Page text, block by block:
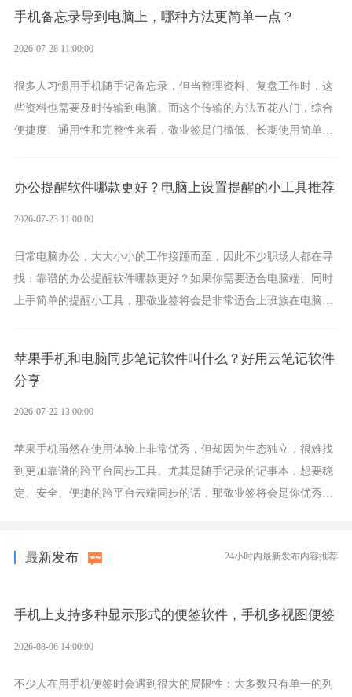
手机备忘录导到电脑上，哪种方法更简单一点？
2026-07-28 11:00:00
很多人习惯用手机随手记备忘录，但当整理资料、复盘工作时，这
些资料也需要及时传输到电脑。而这个传输的方法五花八门，综合
便捷度、通用性和完整性来看，敬业签是门槛低、长期使用简单的
办公提醒软件哪款更好？电脑上设置提醒的小工具推荐
2026-07-23 11:00:00
日常电脑办公，大大小小的工作接踵而至，因此不少职场人都在寻
找：靠谱的办公提醒软件哪款更好？如果你需要适合电脑端、同时
上手简单的提醒小工具，那敬业签将会是非常适合上班族在电脑上
苹果手机和电脑同步笔记软件叫什么？好用云笔记软件
分享
2026-07-22 13:00:00
苹果手机虽然在使用体验上非常优秀，但却因为生态独立，很难找
到更加靠谱的跨平台同步工具。尤其是随手记录的记事本，想要稳
定、安全、便捷的跨平台云端同步的话，那敬业签将会是你优秀的
最新发布 24小时内最新发布内容推荐
手机上支持多种显示形式的便签软件，手机多视图便签
2026-08-06 14:00:00
不少人在用手机便签时会遇到很大的局限性：大多数只有单一的列